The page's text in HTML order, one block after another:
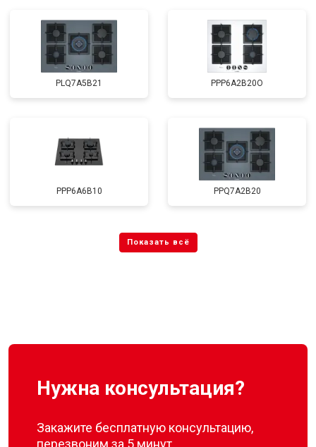
PLQ7A5B21 PPP6A2B20O
PPP6A6B10 PPQ7A2B20
Нужна консультация?
Закажите бесплатную консультацию,
перезвоним за 5 минут